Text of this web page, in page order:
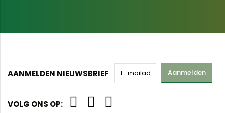
AANMELDEN NIEUWSBRIEF Aanmelden
VOLG ONS OP: